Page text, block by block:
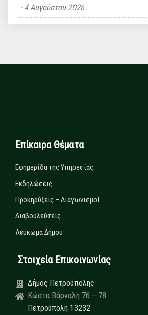
4 Αυγούστου 2026
Επίκαιρα Θέματα
Εφημερίδα της Υπηρεσίας
Εκδηλώσεις
Προκηρύξεις – Διαγωνισμοί
Διαβουλεύσεις
Λεύκωμα Δήμου
Στοιχεία Επικοινωνίας
Δήμος Πετρούπολης
Κώστα Βάρναλη 76 – 78
Πετρούπολη 13232